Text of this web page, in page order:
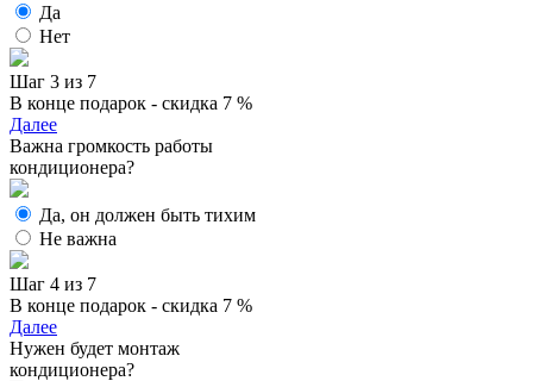
Да
Нет
Шаг 3 из 7
В конце подарок - скидка 7 %
Далее
Важна громкость работы
кондиционера?
Да, он должен быть тихим
Не важна
Шаг 4 из 7
В конце подарок - скидка 7 %
Далее
Нужен будет монтаж
кондиционера?